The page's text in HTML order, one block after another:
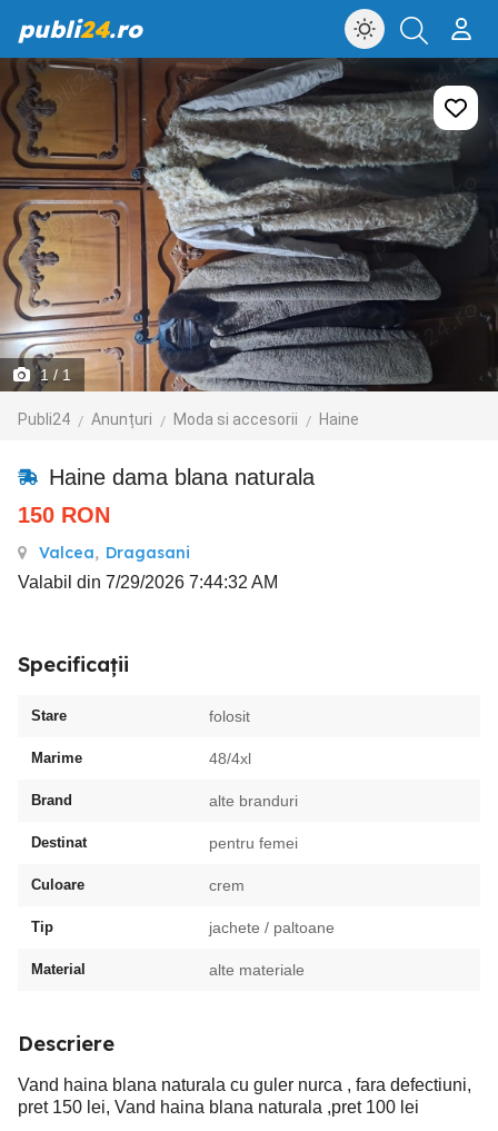
publi24.ro
1 / 1
Publi24 Anunțuri Moda si accesorii Haine
Haine dama blana naturala
150 RON
Valcea, Dragasani
Valabil din 7/29/2026 7:44:32 AM
Specificații
Stare folosit
Marime 48/4xl
Brand alte branduri
Destinat pentru femei
Culoare crem
Tip jachete / paltoane
Material alte materiale
Descriere
Vand haina blana naturala cu guler nurca , fara defectiuni,
pret 150 lei, Vand haina blana naturala ,pret 100 lei